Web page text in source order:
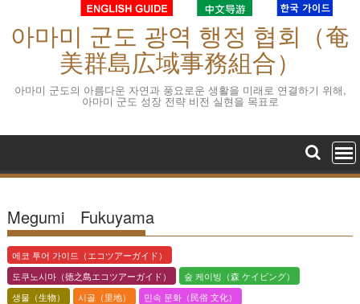
t
아마미 군도 광역 행정 협회（奄
美群島広域事務組合）
아마미 군도의 아름다운 자연과 풍요로운 생활을 미래로 연결하기 위해,
아마미 군도 성장 전략 비전 실현을 목표로
Megumi Fukuyama
에코 투어 가이드（エコツアーガイド）
도쿠노시마（徳之島エコツアーガイド）
숲 케이빙（森 ケイビング）
생물（生物）
시골（里地） 민속 문화（民俗 文化）